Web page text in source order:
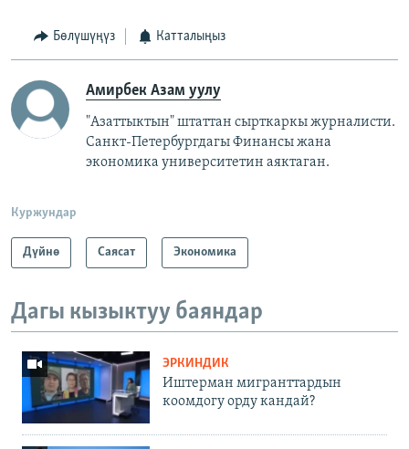
Бөлүшүңүз Катталыңыз
Амирбек Азам уулу
"Азаттыктын" штаттан сырткаркы журналисти.
Санкт-Петербургдагы Финансы жана
экономика университетин аяктаган.
Куржундар
Дүйнө Саясат Экономика
Дагы кызыктуу баяндар
ЭРКИНДИК
Иштерман мигранттардын
коомдогу орду кандай?